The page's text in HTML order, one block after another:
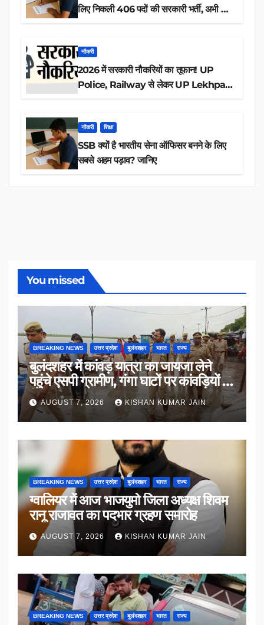
लिए निकली 406 पदों की सरकारी भर्ती, अभी करें
नौकरी
2026 में सरकारी नौकरियों का तूफान! UP
Police, Railway से लेकर UP Lekhpal
नौकरी शिक्षा
SSB क्यों है भारतीय सेना ऑफिसर बनने के लिए
सबसे अहम पड़ाव? जानिए
You missed
BREAKING NEWS उत्तर प्रदेश बुलंदशहर भारत राज्य
बुलंदशहर में कांवड़ यात्रा का जायजा लेने
पहुंचे एसपी ग्रामीण, गंगा घाटों पर कांवड़ियों से
किया संवाद
AUGUST 7, 2026 KISHAN KUMAR JAIN
BREAKING NEWS उत्तर प्रदेश बुलंदशहर भारत राज्य
ग्वालियर में आज भाजयुमो जिला अध्यक्ष शिवम
रानू राजावत का पदभार ग्रहण समारोह
AUGUST 7, 2026 KISHAN KUMAR JAIN
BREAKING NEWS उत्तर प्रदेश बुलंदशहर भारत राज्य